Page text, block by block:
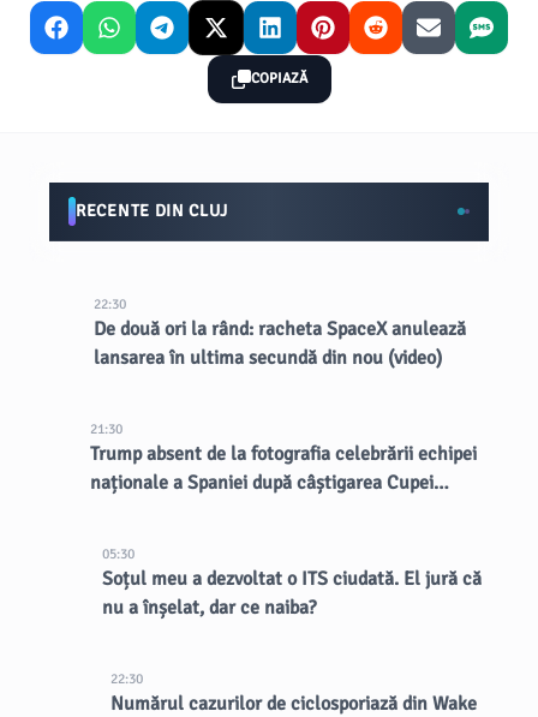
COPIAZĂ
RECENTE DIN CLUJ
22:30
De două ori la rând: racheta SpaceX anulează
lansarea în ultima secundă din nou (video)
21:30
Trump absent de la fotografia celebrării echipei
naționale a Spaniei după câștigarea Cupei
05:30
Soțul meu a dezvoltat o ITS ciudată. El jură că
nu a înșelat, dar ce naiba?
22:30
Numărul cazurilor de ciclosporiază din Wake